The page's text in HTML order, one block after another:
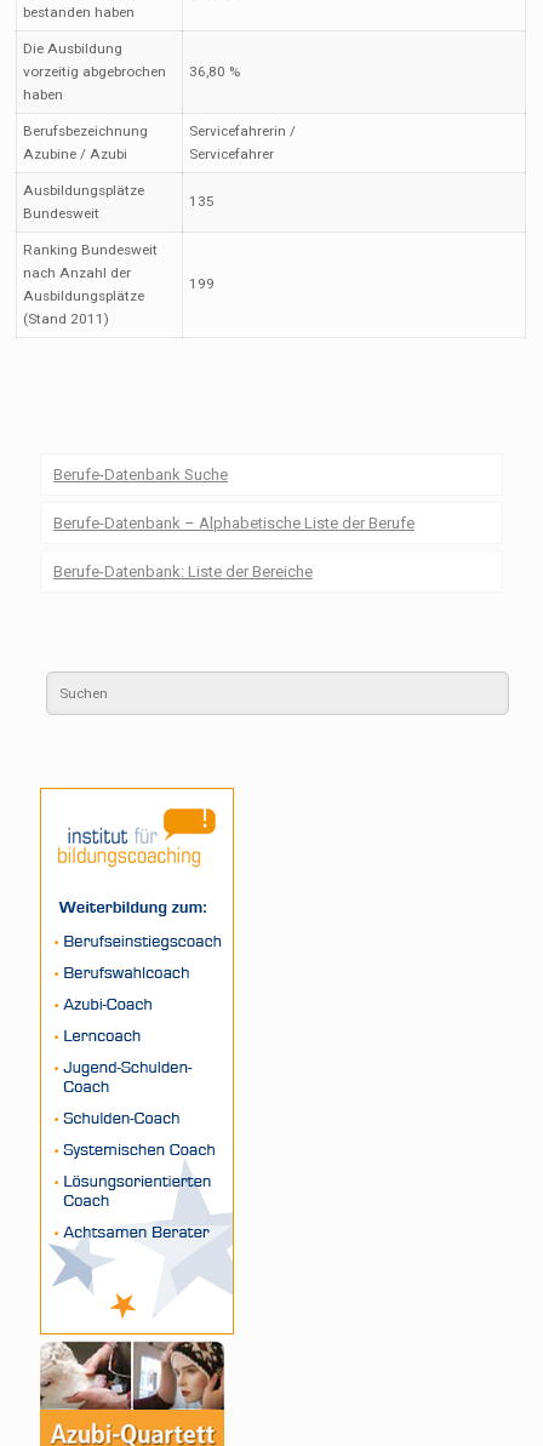
bestanden haben
Die Ausbildung
vorzeitig abgebrochen
haben
36,80 %
Berufsbezeichnung
Azubine / Azubi
Servicefahrerin /
Servicefahrer
Ausbildungsplätze
Bundesweit
135
Ranking Bundesweit
nach Anzahl der
Ausbildungsplätze
(Stand 2011)
199
Berufe-Datenbank Suche
Berufe-Datenbank – Alphabetische Liste der Berufe
Berufe-Datenbank: Liste der Bereiche